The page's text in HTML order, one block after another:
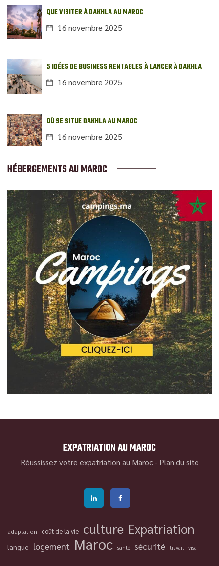
QUE VISITER À DAKHLA AU MAROC
16 novembre 2025
5 IDÉES DE BUSINESS RENTABLES À LANCER À DAKHLA
16 novembre 2025
OÙ SE SITUE DAKHLA AU MAROC
16 novembre 2025
HÉBERGEMENTS AU MAROC
EXPATRIATION AU MAROC
Réussissez votre expatriation au Maroc - Plan du site
adaptation coût de la vie culture Expatriation
langue logement Maroc santé sécurité travail visa